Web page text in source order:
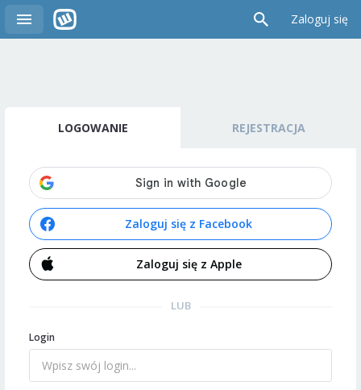
Zaloguj się
LOGOWANIE REJESTRACJA
Zaloguj się z Facebook
Zaloguj się z Apple
LUB
Login